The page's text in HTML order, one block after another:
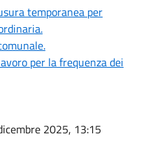
temporanea per
per la frequenza dei
2025, 13:15